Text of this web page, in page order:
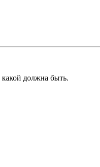
какой должна быть.